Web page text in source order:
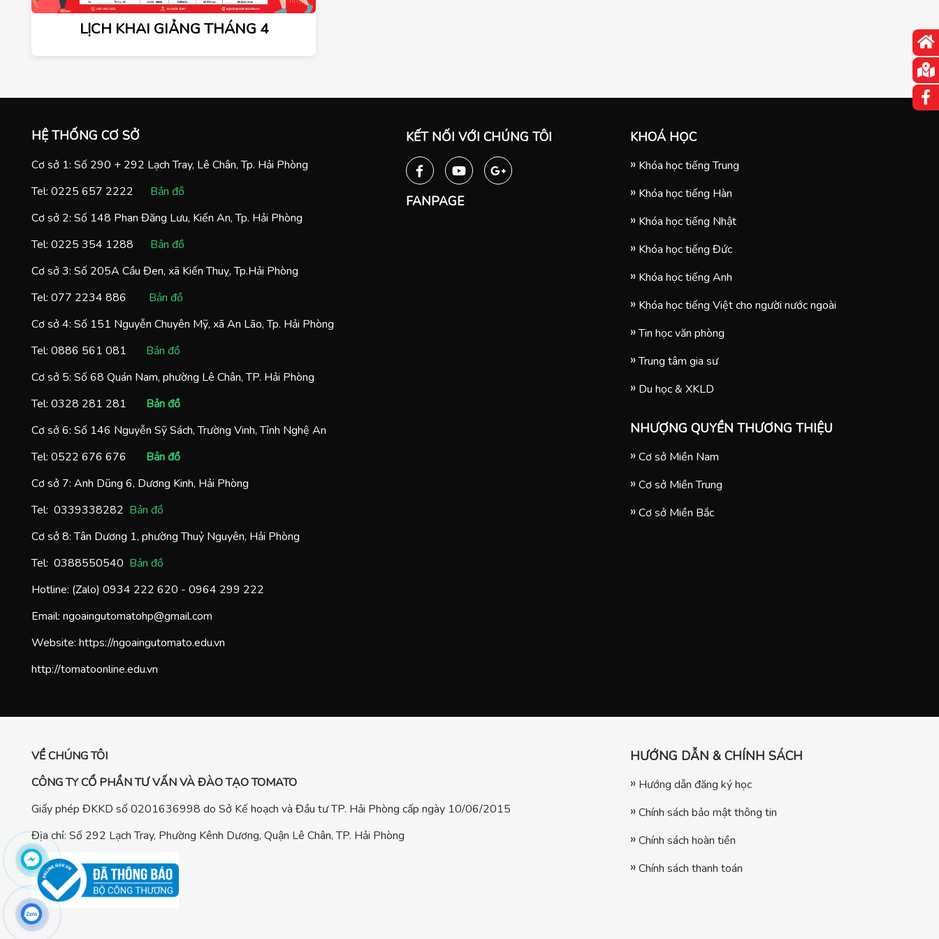
LỊCH KHAI GIẢNG THÁNG 4
KHOÁ HỌC
Khóa học tiếng Trung
Khóa học tiếng Hàn
Khóa học tiếng Nhật
Khóa học tiếng Đức
Khóa học tiếng Anh
Khóa học tiếng Việt cho người nước ngoài
Tin học văn phòng
Trung tâm gia sư
Du học & XKLD
NHƯỢNG QUYỀN THƯƠNG THIỆU
Cơ sở Miền Nam
Cơ sở Miền Trung
Cơ sở Miền Bắc
HỆ THỐNG CƠ SỞ
Cơ sở 1: Số 290 + 292 Lạch Tray, Lê Chân, Tp. Hải Phòng
Tel: 0225 657 2222
Bản đồ
Cơ sở 2: Số 148 Phan Đăng Lưu, Kiến An, Tp. Hải Phòng
Tel: 0225 354 1288
Bản đồ
Cơ sở 3: Số 205A Cầu Đen, xã Kiến Thuỵ, Tp.Hải Phòng
Tel: 077 2234 886
Bản đồ
Cơ sở 4: Số 151 Nguyễn Chuyên Mỹ, xã An Lão, Tp. Hải Phòng
Tel: 0886 561 081
Bản đồ
Cơ sở 5: Số 68 Quán Nam, phường Lê Chân, TP. Hải Phòng
Tel: 0328 281 281
Bản đồ
Cơ sở 6: Số 146 Nguyễn Sỹ Sách, Trường Vinh, Tỉnh Nghệ An
Tel: 0522 676 676
Bản đồ
Cơ sở 7: Anh Dũng 6, Dương Kinh, Hải Phòng
Tel: 0339338282 Bản đồ
Cơ sở 8: Tân Dương 1, phường Thuỷ Nguyên, Hải Phòng
Tel: 0388550540 Bản đồ
Hotline: (Zalo) 0934 222 620 - 0964 299 222
Email: ngoaingutomatohp@gmail.com
Website: https://ngoaingutomato.edu.vn
http://tomatoonline.edu.vn
KẾT NỐI VỚI CHÚNG TÔI
FANPAGE
HƯỚNG DẪN & CHÍNH SÁCH
Hướng dẫn đăng ký học
Chính sách bảo mật thông tin
Chính sách hoàn tiền
Chính sách thanh toán
VỀ CHÚNG TÔI
CÔNG TY CỔ PHẦN TƯ VẤN VÀ ĐÀO TẠO TOMATO
Giấy phép ĐKKD số 0201636998 do Sở Kế hoạch và Đầu tư TP. Hải Phòng cấp ngày 10/06/2015
Địa chỉ: Số 292 Lạch Tray, Phường Kênh Dương, Quận Lê Chân, TP. Hải Phòng